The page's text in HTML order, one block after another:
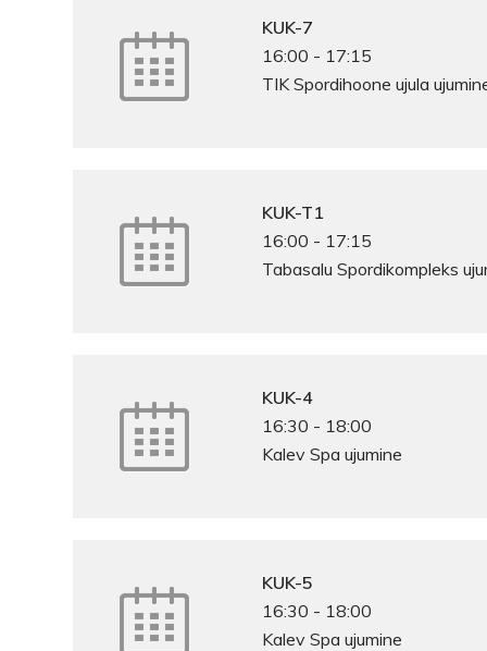
KUK-7
16:00 - 17:15
TIK Spordihoone ujula
KUK-T1
16:00 - 17:15
Tabasalu Spordikompleks
KUK-4
16:30 - 18:00
Kalev Spa ujumine
KUK-5
16:30 - 18:00
Kalev Spa ujumine